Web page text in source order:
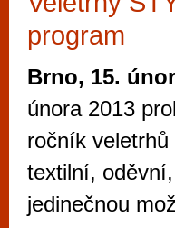
program
Brno, 15.
února 2013
ročník
textilní,
jedinečnou
Mimo jiné je ale
vyzkoušet
metropoli